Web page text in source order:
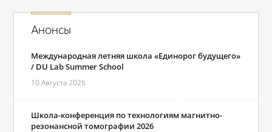
Анонсы
Международная летняя школа «Единорог будущего»
/ DU Lab Summer School
10 Августа 2026
Школа-конференция по технологиям магнитно-
резонансной томографии 2026